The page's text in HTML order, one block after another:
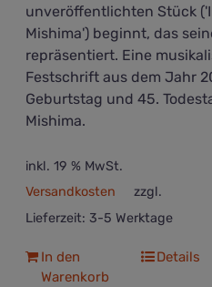
unveröffentlichten Stück
Mishima') beginnt, das
repräsentiert. Eine
Festschrift aus dem Jahr
Geburtstag und 45.
Mishima.
inkl. 19 % MwSt.
zzgl.
Versandkosten
Lieferzeit: 3-5 Werktage
In den
Warenkorb
Details